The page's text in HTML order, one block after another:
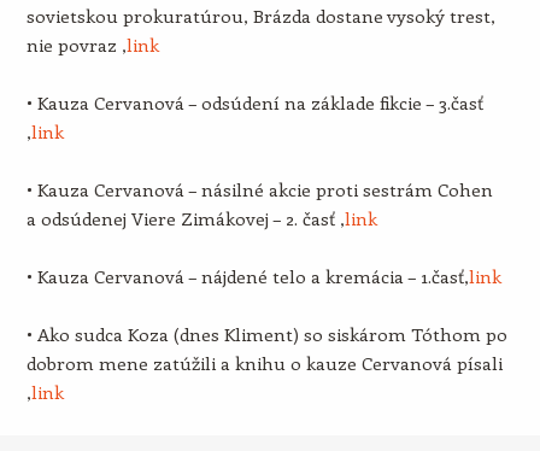
sovietskou prokuratúrou, Brázda dostane vysoký trest,
nie povraz ,link
• Kauza Cervanová – odsúdení na základe fikcie – 3.časť
,link
• Kauza Cervanová – násilné akcie proti sestrám Cohen
a odsúdenej Viere Zimákovej – 2. časť ,link
• Kauza Cervanová – nájdené telo a kremácia – 1.časť,link
• Ako sudca Koza (dnes Kliment) so siskárom Tóthom po
dobrom mene zatúžili a knihu o kauze Cervanová písali
,link